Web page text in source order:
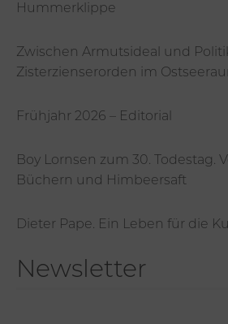
Hummerklippe
Zwischen Armutsideal und
Zisterzienserorden im
Frühjahr 2026 – Editorial
Boy Lornsen zum 30. Todestag.
Büchern und Himbeersaft
Dieter Pape. Ein Leben für die
Newsletter